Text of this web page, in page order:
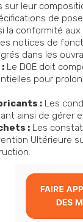
leur
de
la conformité
notices de
dans les
Le DOE doit
pour
: Les
ainsi de gérer
: Les
Ultérieure